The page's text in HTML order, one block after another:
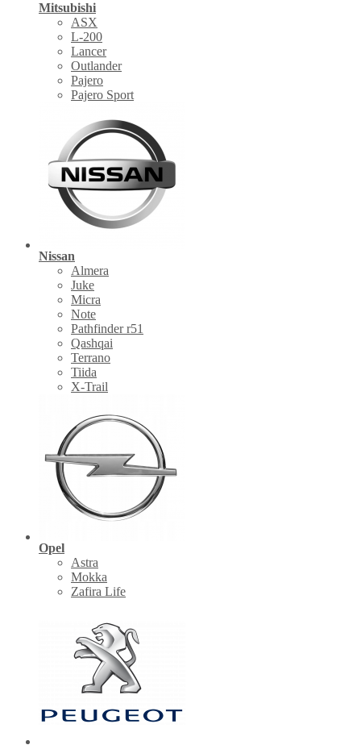
Mitsubishi
ASX
L-200
Lancer
Outlander
Pajero
Pajero Sport
Nissan
Almera
Juke
Micra
Note
Pathfinder r51
Qashqai
Terrano
Tiida
X-Trail
Opel
Astra
Mokka
Zafira Life